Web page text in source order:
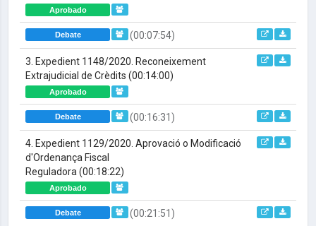
Aprobado
Debate (00:07:54)
3. Expedient 1148/2020. Reconeixement
Extrajudicial de Crèdits (00:14:00)
Aprobado
Debate (00:16:31)
4. Expedient 1129/2020. Aprovació o Modificació
d'Ordenança Fiscal
Reguladora (00:18:22)
Aprobado
Debate (00:21:51)